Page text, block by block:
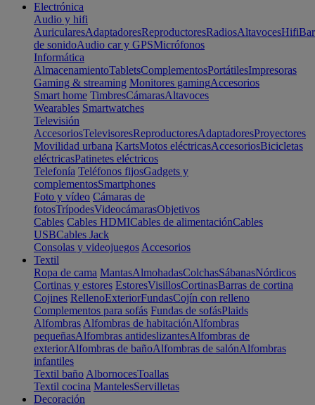
Electrónica
Audio y hifi
AuricularesAdaptadoresReproductoresRadiosAltavocesHifi
de sonidoAudio car y GPSMicrófonos
Informática
AlmacenamientoTabletsComplementosPortátilesImpresoras
Gaming & streaming Monitores gamingAccesorios
Smart home TimbresCámarasAltavoces
Wearables Smartwatches
Televisión
AccesoriosTelevisoresReproductoresAdaptadoresProyectores
Movilidad urbana KartsMotos eléctricasAccesoriosBicicletas
eléctricasPatinetes eléctricos
Telefonía Teléfonos fijosGadgets y
complementosSmartphones
Foto y vídeo Cámaras de
fotosTrípodesVideocámarasObjetivos
Cables Cables HDMICables de alimentaciónCables
USBCables Jack
Consolas y videojuegos Accesorios
Textil
Ropa de cama MantasAlmohadasColchasSábanasNórdicos
Cortinas y estores EstoresVisillosCortinasBarras de cortina
Cojines RellenoExteriorFundasCojín con relleno
Complementos para sofás Fundas de sofásPlaids
Alfombras Alfombras de habitaciónAlfombras
pequeñasAlfombras antideslizantesAlfombras de
exteriorAlfombras de bañoAlfombras de salónAlfombras
infantiles
Textil baño AlbornocesToallas
Textil cocina MantelesServilletas
Decoración